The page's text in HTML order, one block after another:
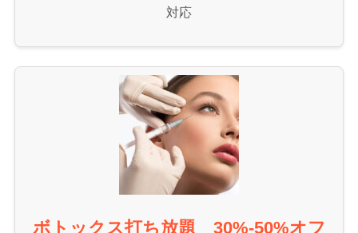
対応
ボトックス打ち放題 30%-50%オフ